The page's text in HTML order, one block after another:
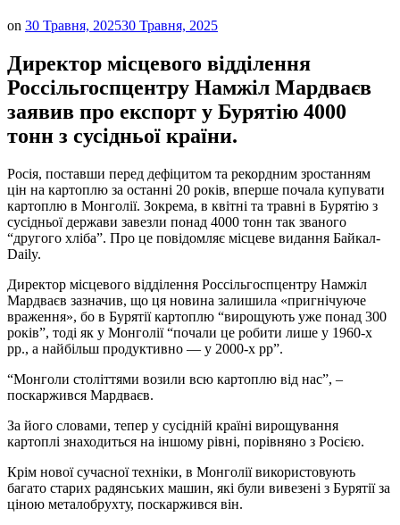
on 30 Травня, 202530 Травня, 2025
Директор місцевого відділення
Россільгоспцентру Намжіл Мардваєв
заявив про експорт у Бурятію 4000
тонн з сусідньої країни.
Росія, поставши перед дефіцитом та рекордним зростанням
цін на картоплю за останні 20 років, вперше почала купувати
картоплю в Монголії. Зокрема, в квітні та травні в Бурятію з
сусідньої держави завезли понад 4000 тонн так званого
“другого хліба”. Про це повідомляє місцеве видання Байкал-
Daily.
Директор місцевого відділення Россільгоспцентру Намжіл
Мардваєв зазначив, що ця новина залишила «пригнічуюче
враження», бо в Бурятії картоплю “вирощують уже понад 300
років”, тоді як у Монголії “почали це робити лише у 1960-х
рр., а найбільш продуктивно — у 2000-х рр”.
“Монголи століттями возили всю картоплю від нас”, –
поскаржився Мардваєв.
За його словами, тепер у сусідній країні вирощування
картоплі знаходиться на іншому рівні, порівняно з Росією.
Крім нової сучасної техніки, в Монголії використовують
багато старих радянських машин, які були вивезені з Бурятії за
ціною металобрухту, поскаржився він.